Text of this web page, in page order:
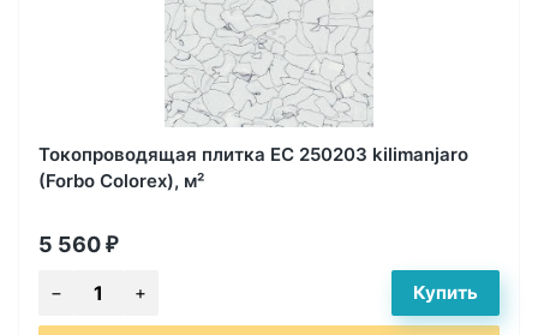
Токопроводящая плитка EC 250203 kilimanjaro
(Forbo Colorex), м²
5 560 ₽